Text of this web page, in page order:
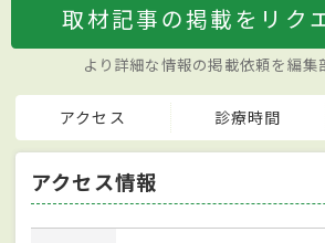
取材記事の掲載をリク
より詳細な情報の掲載依頼を編集
アクセス 診療時間
アクセス情報